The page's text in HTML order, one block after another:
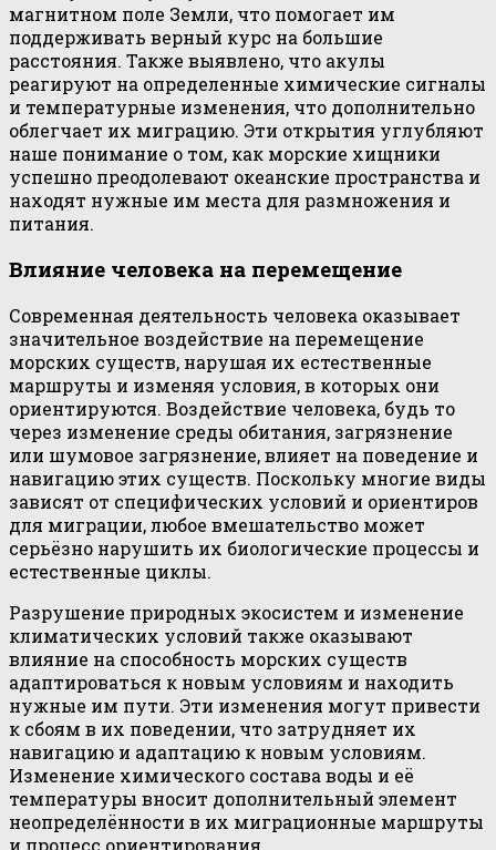
магнитном поле Земли, что помогает им
поддерживать верный курс на большие
расстояния. Также выявлено, что акулы
реагируют на определенные химические сигналы
и температурные изменения, что дополнительно
облегчает их миграцию. Эти открытия углубляют
наше понимание о том, как морские хищники
успешно преодолевают океанские пространства и
находят нужные им места для размножения и
питания.
Влияние человека на перемещение
Современная деятельность человека оказывает
значительное воздействие на перемещение
морских существ, нарушая их естественные
маршруты и изменяя условия, в которых они
ориентируются. Воздействие человека, будь то
через изменение среды обитания, загрязнение
или шумовое загрязнение, влияет на поведение и
навигацию этих существ. Поскольку многие виды
зависят от специфических условий и ориентиров
для миграции, любое вмешательство может
серьёзно нарушить их биологические процессы и
естественные циклы.
Разрушение природных экосистем и изменение
климатических условий также оказывают
влияние на способность морских существ
адаптироваться к новым условиям и находить
нужные им пути. Эти изменения могут привести
к сбоям в их поведении, что затрудняет их
навигацию и адаптацию к новым условиям.
Изменение химического состава воды и её
температуры вносит дополнительный элемент
неопределённости в их миграционные маршруты
и процесс ориентирования.